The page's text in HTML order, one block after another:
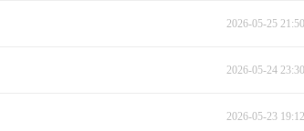
2026-05-25
2026-05-24
2026-05-23